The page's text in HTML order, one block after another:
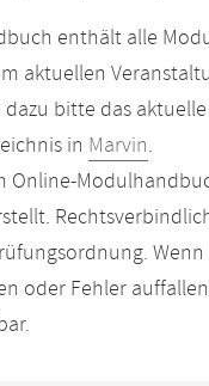
enthält alle
aktuellen
dazu bitte das aktuelle
in Marvin.
Online-
Wenn
oder Fehler